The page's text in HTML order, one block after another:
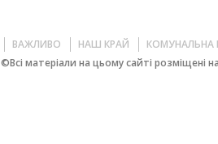
ВАЖЛИВО НАШ КРАЙ
КОМУНАЛЬНА
©Всі матеріали на цьому сайті розміщені